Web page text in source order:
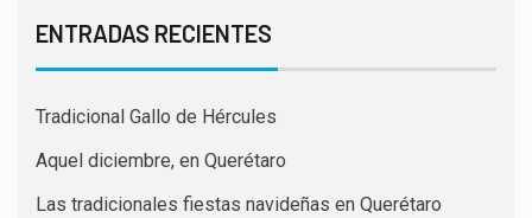
ENTRADAS RECIENTES
Tradicional Gallo de Hércules
Aquel diciembre, en Querétaro
Las tradicionales fiestas navideñas en Querétaro